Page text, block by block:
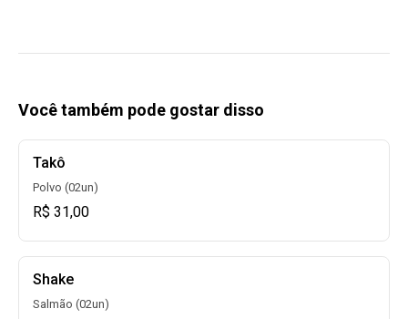
Você também pode gostar disso
Takô
Polvo (02un)
R$ 31,00
Shake
Salmão (02un)